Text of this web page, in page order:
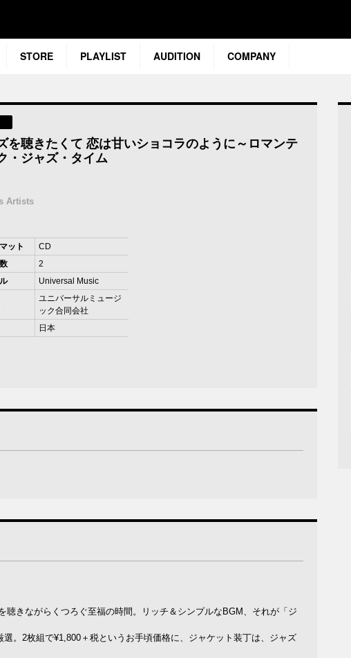
STORE PLAYLIST AUDITION COMPANY
を聴きたくて 恋は甘いショコラのように～ロマンテ
・ジャズ・タイム
Artists
ット
CD
2
Universal Music
ユニバーサルミュージ
ック合同会社
日本
きながらくつろぐ至福の時間。リッチ＆シンプルなBGM、それが「ジ
。2枚組で¥1,800＋税というお手頃価格に、ジャケット装丁は、ジャズ